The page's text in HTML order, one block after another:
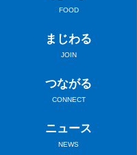
FOOD
まじわる
JOIN
つながる
CONNECT
ニュース
NEWS